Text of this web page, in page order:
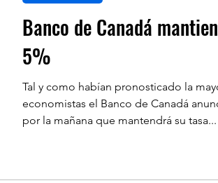
Banco de Canadá
5%
Tal y como habían pronosticado la
economistas el Banco de Canadá
por la mañana que mantendrá su tasa...